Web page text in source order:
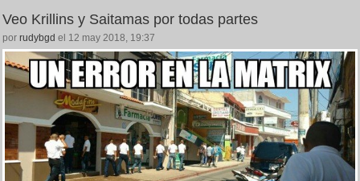
Veo Krillins y Saitamas por todas partes
por rudybgd el 12 may 2018, 19:37